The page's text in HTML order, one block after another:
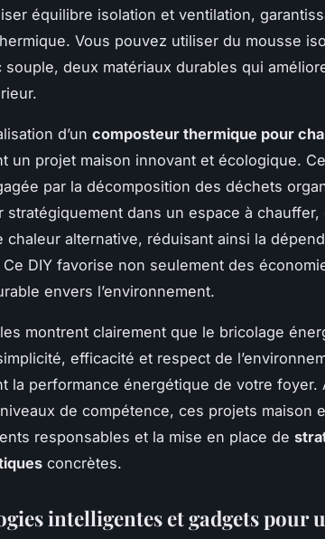
équilibre isolation et ventilation,
Vous pouvez utiliser du mousse
souple, deux matériaux durables qui
d’un composteur thermique pour
un projet maison innovant et écologique.
par la décomposition des déchets
stratégiquement dans un espace à
chaleur alternative, réduisant ainsi la
DIY favorise non seulement des
envers l’environnement.
montrent clairement que le bricolage
efficacité et respect de
la performance énergétique de votre foyer.
de compétence, ces projets maison
responsables et la mise en place de
concrètes.
intelligentes et gadgets pour